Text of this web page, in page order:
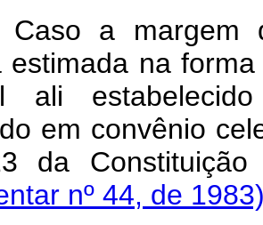
a margem
estimada na
ali
em convênio
da
nº 44, de